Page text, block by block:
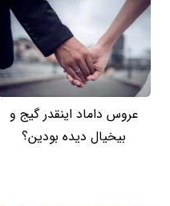
عروس داماد اینقدر گیج و
بیخیال دیده بودین؟